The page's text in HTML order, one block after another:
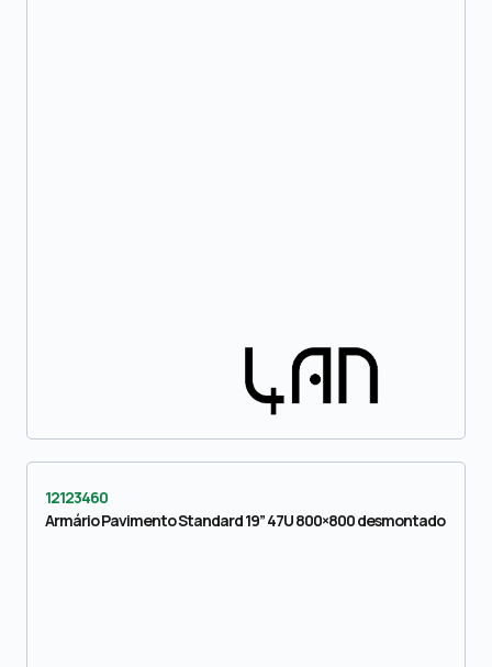
12123460
Armário Pavimento Standard 19” 47U 800×800 desmontado